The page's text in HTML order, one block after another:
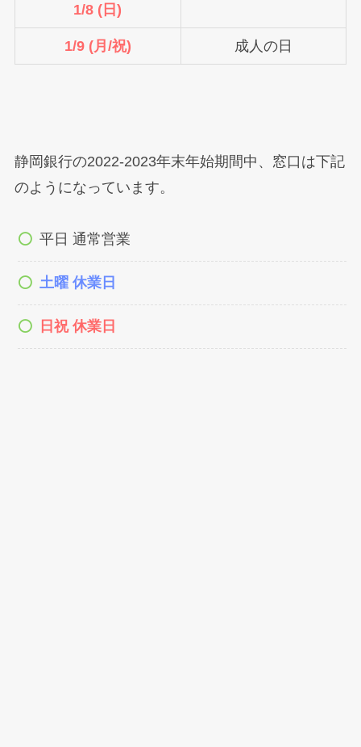
1/8 (日)
1/9 (月/祝) 成人の日
静岡銀行の2022-2023年末年始期間中、窓口は下記
のようになっています。
平日 通常営業
土曜 休業日
日祝 休業日